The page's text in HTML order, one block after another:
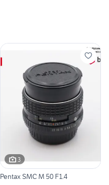
3
Pentax SMC M 50 F1.4